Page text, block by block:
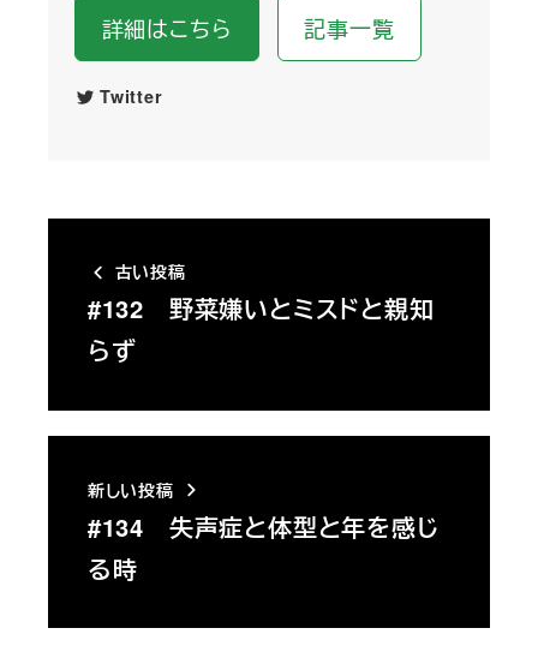
詳細はこちら 記事一覧
Twitter
古い投稿
#132 野菜嫌いとミスドと親知
らず
新しい投稿
#134 失声症と体型と年を感じ
る時